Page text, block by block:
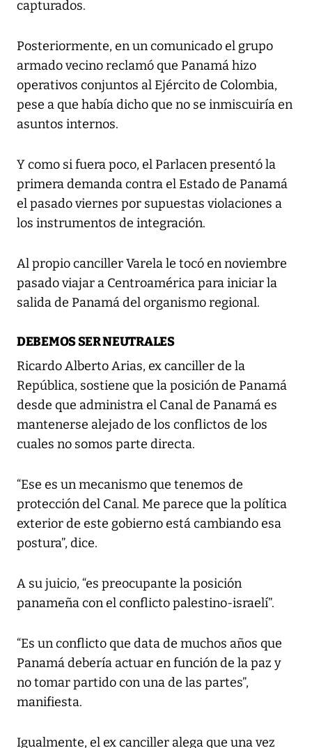
capturados.
Posteriormente, en un comunicado el grupo
armado vecino reclamó que Panamá hizo
operativos conjuntos al Ejército de Colombia,
pese a que había dicho que no se inmiscuiría en
asuntos internos.
Y como si fuera poco, el Parlacen presentó la
primera demanda contra el Estado de Panamá
el pasado viernes por supuestas violaciones a
los instrumentos de integración.
Al propio canciller Varela le tocó en noviembre
pasado viajar a Centroamérica para iniciar la
salida de Panamá del organismo regional.
DEBEMOS SER NEUTRALES
Ricardo Alberto Arias, ex canciller de la
República, sostiene que la posición de Panamá
desde que administra el Canal de Panamá es
mantenerse alejado de los conflictos de los
cuales no somos parte directa.
“Ese es un mecanismo que tenemos de
protección del Canal. Me parece que la política
exterior de este gobierno está cambiando esa
postura”, dice.
A su juicio, “es preocupante la posición
panameña con el conflicto palestino-israelí”.
“Es un conflicto que data de muchos años que
Panamá debería actuar en función de la paz y
no tomar partido con una de las partes”,
manifiesta.
Igualmente, el ex canciller alega que una vez